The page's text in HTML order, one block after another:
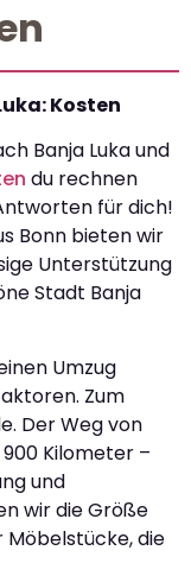
Kosten
Banja Luka und
du rechnen
für dich!
Bonn bieten wir
Unterstützung
Stadt Banja
Umzug
Zum
Der Weg von
Kilometer –
und
wir die Größe
Möbelstücke, die